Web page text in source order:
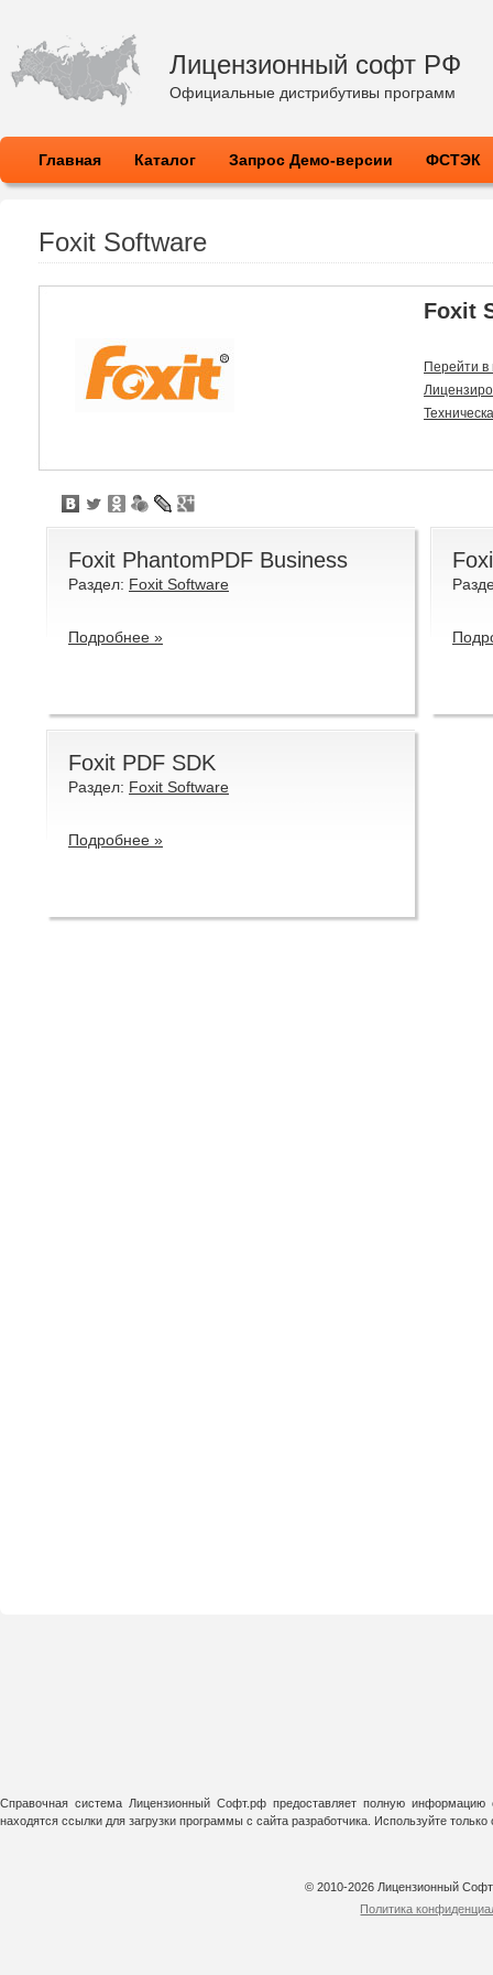
Лицензионный софт РФ
Официальные дистрибутивы программ
Главная Каталог Запрос Демо-версии ФСТЭК
Foxit Software
Foxit
Перейти в
Foxit PhantomPDF Business
Раздел: Foxit Software
Подробнее »
Foxit PDF SDK
Раздел: Foxit Software
Подробнее »
Справочная система Лицензионный Софт.рф предоставляет полную
находятся ссылки для загрузки программы с сайта разработчика. Используйте
© 2010-2026 Лицензионный
Политика